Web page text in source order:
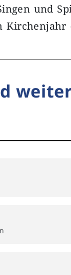
und
Kirchenjahr